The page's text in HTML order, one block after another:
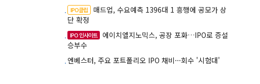
IPO클립
매드업, 수요예측 1396대 1 흥행에 공모가 상
단 확정
IPO 인사이트
에이치엘지노믹스, 공장 포화…IPO로 증설
승부수
엔베스터, 주요 포트폴리오 IPO 채비···회수 '시험대'